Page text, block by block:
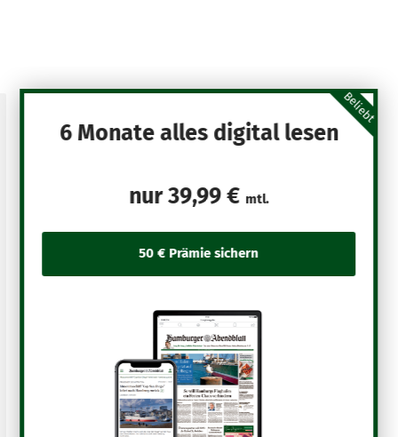
Beliebt
6 Monate alles digital lesen
nur39,99 € mtl.